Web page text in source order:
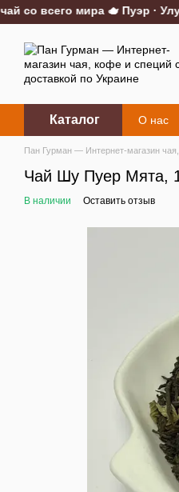
Перейти к основному контенту
всего мира 🫖 Пуэр · Улун
Каталог О нас
Пан Гурман — Интернет-магазин
Чай Шу Пуер Мята,
В наличии Оставить отзыв